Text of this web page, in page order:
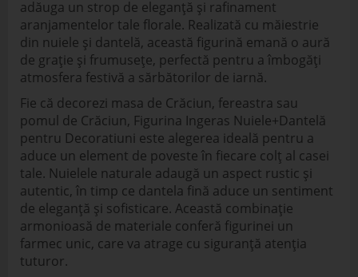
adăuga un strop de eleganță și rafinament
aranjamentelor tale florale. Realizată cu măiestrie
din nuiele și dantelă, această figurină emană o aură
de grație și frumusețe, perfectă pentru a îmbogăți
atmosfera festivă a sărbătorilor de iarnă.
Fie că decorezi masa de Crăciun, fereastra sau
pomul de Crăciun, Figurina Ingeras Nuiele+Dantelă
pentru Decoratiuni este alegerea ideală pentru a
aduce un element de poveste în fiecare colț al casei
tale. Nuielele naturale adaugă un aspect rustic și
autentic, în timp ce dantela fină aduce un sentiment
de eleganță și sofisticare. Această combinație
armonioasă de materiale conferă figurinei un
farmec unic, care va atrage cu siguranță atenția
tuturor.